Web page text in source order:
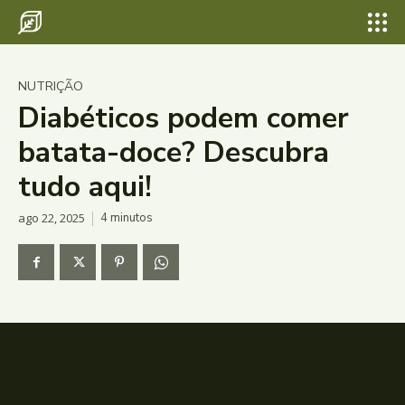
NUTRIÇÃO
Diabéticos podem comer
batata-doce? Descubra
tudo aqui!
ago 22, 2025 4minutos